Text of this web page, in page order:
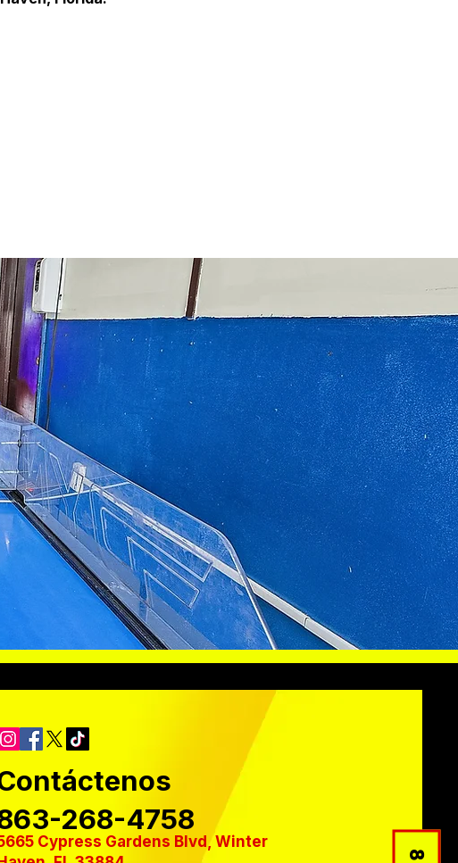
268-4758
Cypress Gardens Blvd, Winter